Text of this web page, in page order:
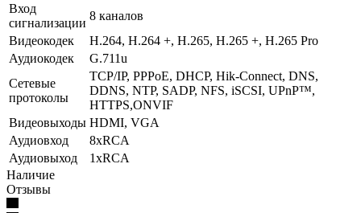
Вход
сигнализации
8 каналов
Видеокодек
H.264, H.264 +, H.265, H.265 +, H.265 Pro
Аудиокодек
G.711u
Сетевые
протоколы
TCP/IP, PPPoE, DHCP, Hik-Connect, DNS,
DDNS, NTP, SADP, NFS, iSCSI, UPnP™,
HTTPS,ONVIF
Видеовыходы HDMI, VGA
Аудиовход
8хRCA
Аудиовыход
1хRCA
Наличие
Отзывы